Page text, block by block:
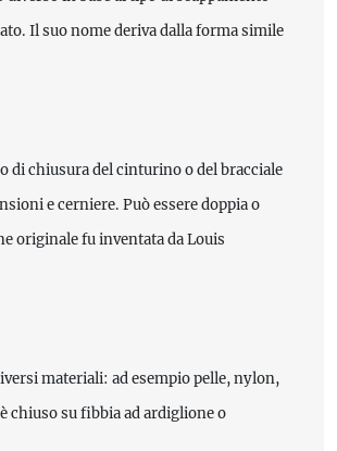
Il suo nome deriva dalla forma simile
di chiusura del cinturino o del bracciale
e cerniere. Può essere doppia o
originale fu inventata da Louis
materiali: ad esempio pelle, nylon,
chiuso su fibbia ad ardiglione o